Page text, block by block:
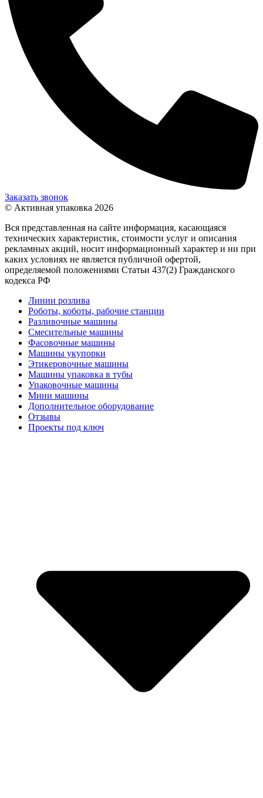
Заказать звонок
© Активная упаковка 2026
Вся представленная на сайте информация, касающаяся
технических характеристик, стоимости услуг и описания
рекламных акций, носит информационный характер и ни при
каких условиях не является публичной офертой,
определяемой положениями Статьи 437(2) Гражданского
кодекса РФ
Линии розлива
Роботы, коботы, рабочие станции
Разливочные машины
Смесительные машины
Фасовочные машины
Машины укупорки
Этикеровочные машины
Машины упаковка в тубы
Упаковочные машины
Мини машины
Дополнительное оборудование
Отзывы
Проекты под ключ